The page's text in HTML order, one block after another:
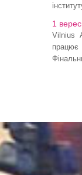
1
Vilnius